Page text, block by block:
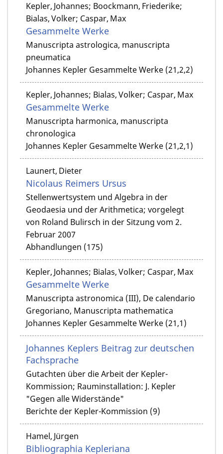
Kepler, Johannes; Boockmann, Friederike;
Bialas, Volker; Caspar, Max
Gesammelte Werke
Manuscripta astrologica, manuscripta
pneumatica
Johannes Kepler Gesammelte Werke (21,2,2)
Kepler, Johannes; Bialas, Volker; Caspar, Max
Gesammelte Werke
Manuscripta harmonica, manuscripta
chronologica
Johannes Kepler Gesammelte Werke (21,2,1)
Launert, Dieter
Nicolaus Reimers Ursus
Stellenwertsystem und Algebra in der
Geodaesia und der Arithmetica; vorgelegt
von Roland Bulirsch in der Sitzung vom 2.
Februar 2007
Abhandlungen (175)
Kepler, Johannes; Bialas, Volker; Caspar, Max
Gesammelte Werke
Manuscripta astronomica (III), De calendario
Gregoriano, Manuscripta mathematica
Johannes Kepler Gesammelte Werke (21,1)
Johannes Keplers Beitrag zur deutschen
Fachsprache
Gutachten über die Arbeit der Kepler-
Kommission; Rauminstallation: J. Kepler
"Gegen alle Widerstände"
Berichte der Kepler-Kommission (9)
Hamel, Jürgen
Bibliographia Kepleriana